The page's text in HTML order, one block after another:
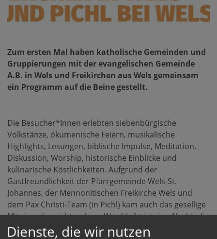
Zum ersten Mal haben katholische Gemeinden und
Gruppierungen mit der evangelischen Gemeinde
A.B. in Wels und Freikirchen aus Wels gemeinsam
ein Programm auf die Beine gestellt.
Die Besucher*Innen erlebten siebenbürgische
Volkstänze, ökumenische Feiern, musikalische
Highlights, Lesungen, biblische Impulse, Meditation,
Diskussion, Worship, historische Einblicke und
kulinarische Köstlichkeiten. Aufgrund der
Gastfreundlichkeit der Pfarrgemeinde Wels-St.
Johannes, der Mennonitischen Freikirche Wels und
dem Pax Christi-Team (in Pichl) kam auch das gesellige
Miteinander nicht zu kurz. Was bleibt ist eine Nacht, die
bei so manchem Spuren hinterlassen hat und Mut für
Dienste, die wir nutzen